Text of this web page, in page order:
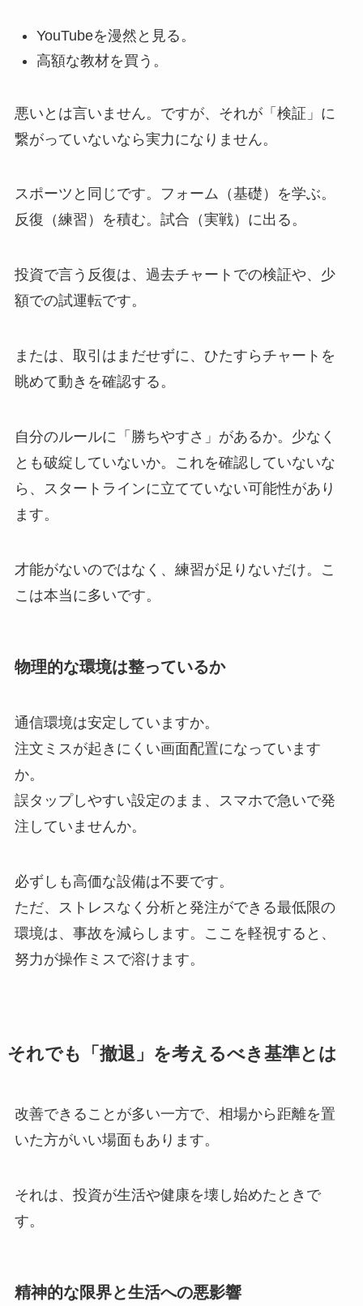
YouTubeを漫然と見る。
高額な教材を買う。
悪いとは言いません。 ですが、それが「検証」に
繋がっていないなら実力になりません。
スポーツと同じです。
フォーム（基礎）を学ぶ。
反復（練習）を積む。試合（実戦）に出る。
投資で言う反復は、過去チャートでの検証や、少
額での試運転です。
または、取引はまだせずに、ひたすらチャートを
眺めて動きを確認する。
自分のルールに「勝ちやすさ」があるか。少なく
とも破綻していないか。
これを確認していないな
ら、スタートラインに立てていない可能性があり
ます。
才能がないのではなく、練習が足りないだけ。こ
こは本当に多いです。
物理的な環境は整っているか
通信環境は安定していますか。
注文ミスが起きにくい画面配置になっています
か。
誤タップしやすい設定のまま、スマホで急いで発
注していませんか。
必ずしも高価な設備は不要です。
ただ、ストレスなく分析と発注ができる最低限の
環境は、事故を減らします。
ここを軽視すると、
努力が操作ミスで溶けます。
それでも「撤退」を考えるべき基準とは
改善できることが多い一方で、相場から距離を置
いた方がいい場面もあります。
それは、投資が生活や健康を壊し始めたときで
す。
精神的な限界と生活への悪影響